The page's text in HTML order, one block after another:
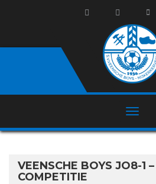
VEENSCHE BOYS JO8-1
COMPETITIE